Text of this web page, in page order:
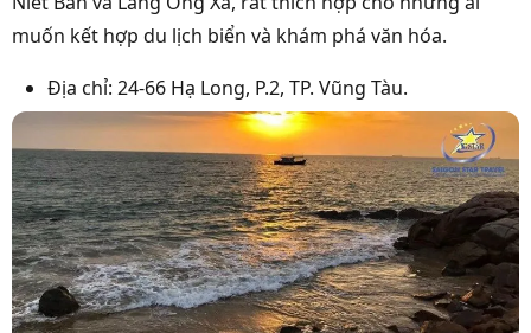
muốn kết hợp du lịch biển và khám phá văn hóa.
Địa chỉ: 24-66 Hạ Long, P.2, TP. Vũng Tàu.